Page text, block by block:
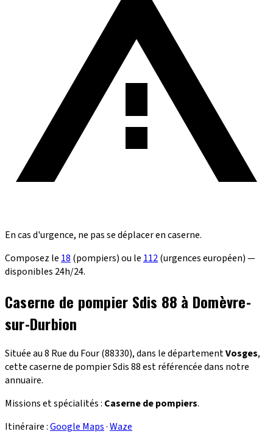
En cas d'urgence, ne pas se déplacer en caserne.
Composez le 18 (pompiers) ou le 112(urgences européen) —
disponibles 24h/24.
Caserne de pompier Sdis 88 à Domèvre-
sur-Durbion
Située au 8 Rue du Four (88330), dans le départementVosges,
cette caserne de pompier Sdis 88 est référencée dans notre
annuaire.
Missions et spécialités : Caserne de pompiers.
Itinéraire :Google Maps·Waze